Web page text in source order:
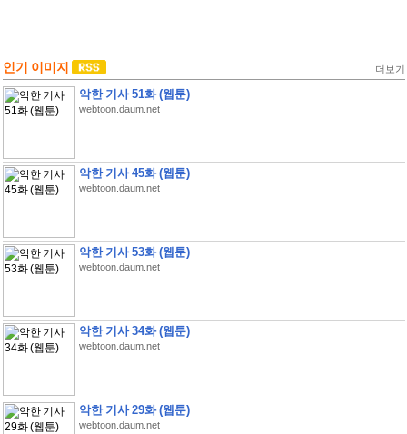
인기 이미지 더보기
악한 기사 51화 (웹툰)
webtoon.daum.net
악한 기사 45화 (웹툰)
webtoon.daum.net
악한 기사 53화 (웹툰)
webtoon.daum.net
악한 기사 34화 (웹툰)
webtoon.daum.net
악한 기사 29화 (웹툰)
webtoon.daum.net